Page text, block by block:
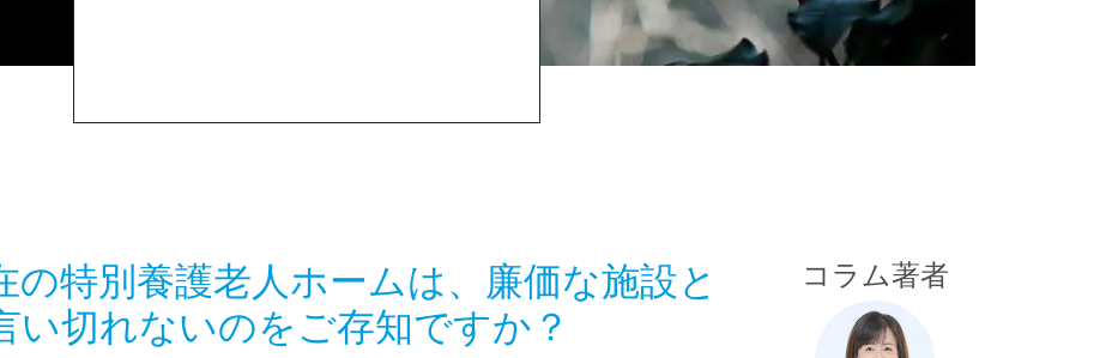
の特別養護老人ホームは、廉価な施設と
い切れないのをご存知ですか？
コラム著者